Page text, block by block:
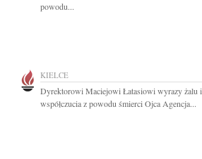
powodu...
KIELCE
Dyrektorowi Maciejowi Łatasiowi wyrazy żalu i
współczucia z powodu śmierci Ojca Agencja...